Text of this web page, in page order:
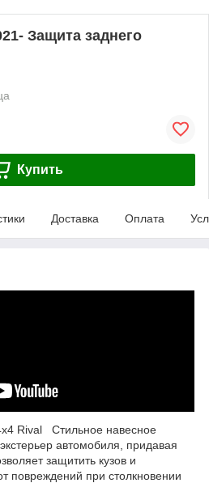
Защита заднего
Купить
Доставка Оплата
Rival Стильное навесное
автомобиля, придавая
защитить кузов и
повреждений при столкновении